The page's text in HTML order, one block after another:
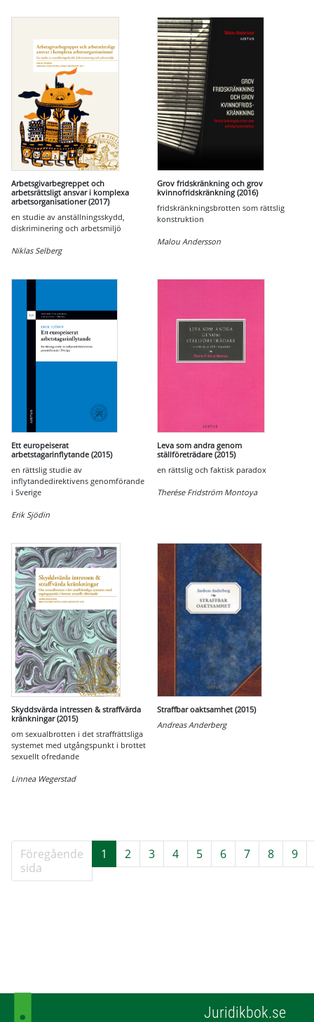
Arbetsgivarbegreppet och
arbetsrättsligt ansvar i komplexa
arbetsorganisationer (2017)
en studie av anställningsskydd,
diskriminering och arbetsmiljö
Niklas Selberg
Grov fridskränkning och grov
kvinnofridskränkning (2016)
fridskränkningsbrotten som rättslig
konstruktion
Malou Andersson
Ett europeiserat
arbetstagarinflytande (2015)
en rättslig studie av
inflytandedirektivens genomförande
i Sverige
Erik Sjödin
Leva som andra genom
ställföreträdare (2015)
en rättslig och faktisk paradox
Therése Fridström Montoya
Skyddsvärda intressen & straffvärda
kränkningar (2015)
om sexualbrotten i det straffrättsliga
systemet med utgångspunkt i brottet
sexuellt ofredande
Linnea Wegerstad
Straffbar oaktsamhet (2015)
Andreas Anderberg
Föregående
sida
1 2 3 4 5 6 7 8 9
Juridikbok.se